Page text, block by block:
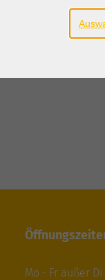
Mo - Fr außer Di